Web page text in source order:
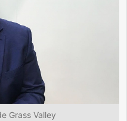
Grass Valley